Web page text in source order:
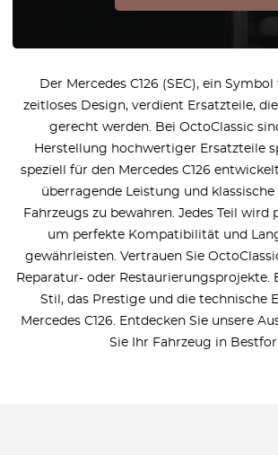
Der Mercedes C126 (SEC), ein
zeitloses Design, verdient Ersatzteile,
gerecht werden. Bei OctoClassic
Herstellung hochwertiger Ersatzteile
speziell für den Mercedes C126
überragende Leistung und klassische
Fahrzeugs zu bewahren. Jedes Teil wird
um perfekte Kompatibilität und
gewährleisten. Vertrauen Sie
Reparatur- oder Restaurierungsprojekte.
Stil, das Prestige und die technische
Mercedes C126. Entdecken Sie unsere
Sie Ihr Fahrzeug in